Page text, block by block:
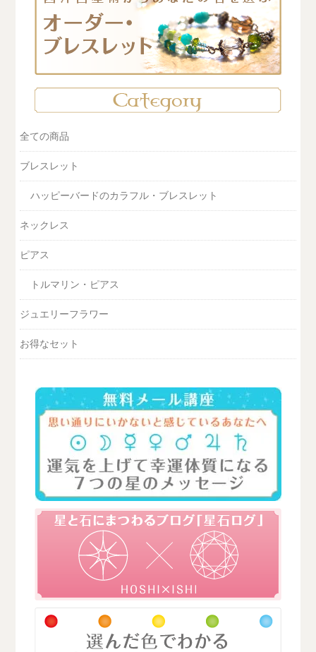
全ての商品
ブレスレット
ハッピーバードのカラフル・ブレスレット
ネックレス
ピアス
トルマリン・ピアス
ジュエリーフラワー
お得なセット